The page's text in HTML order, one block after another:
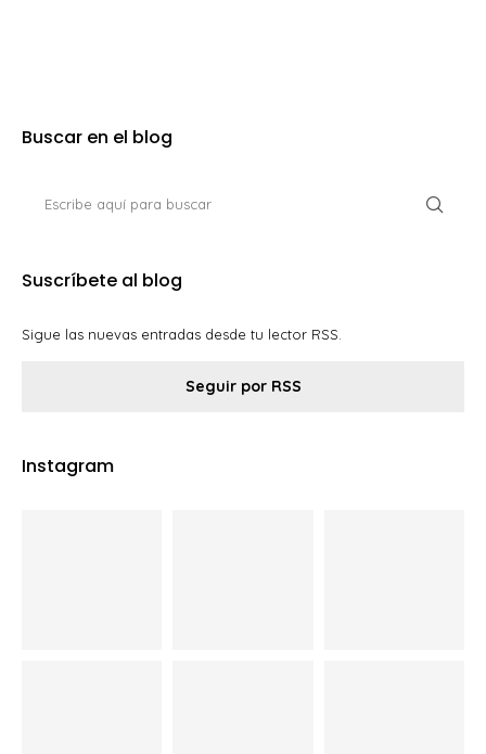
Buscar en el blog
Suscríbete al blog
Sigue las nuevas entradas desde tu lector RSS.
Seguir por RSS
Instagram